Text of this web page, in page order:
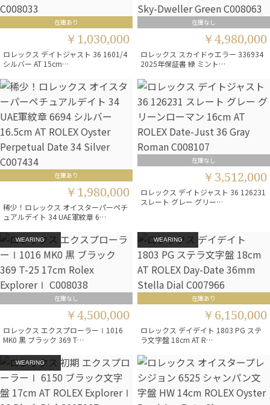
在庫あり
￥1,030,000
ロレックス デイトジャスト 36 1601/4
シルバー AT 15cm…
在庫なし
￥4,980,000
ロレックス スカイドゥエラー 336934
2025年保証書 緑 ミント…
在庫あり
￥1,980,000
稀少！ロレックス オイスターパーペチ
ュアルデイト 34 UAE軍紋章 6…
在庫なし
￥3,512,000
ロレックス デイトジャスト 36 126231
スレート グレー グリー…
WEARING
在庫なし
￥4,500,000
ロレックス エクスプローラーⅠ1016
MK0 黒 ブラック 369 T…
WEARING
在庫あり
￥6,150,000
ロレックス デイデイト 1803 PG ステ
ラ文字盤 18cm AT R…
WEARING